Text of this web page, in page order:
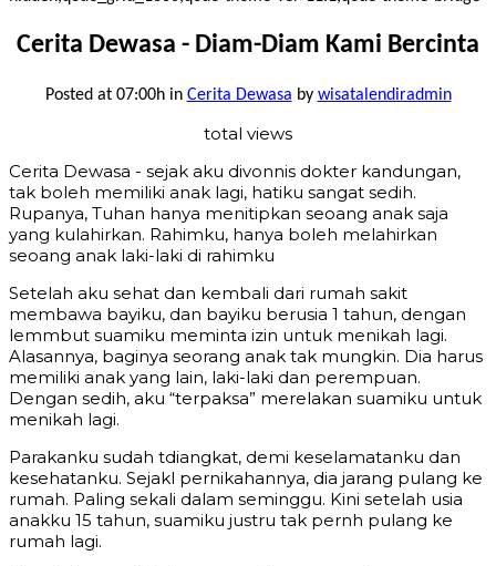
Cerita Dewasa - Diam-Diam Kami Bercinta
Posted at 07:00hin Cerita Dewasa by wisatalendiradmin
total views
Cerita Dewasa - sejak aku divonnis dokter kandungan,
tak boleh memiliki anak lagi, hatiku sangat sedih.
Rupanya, Tuhan hanya menitipkan seoang anak saja
yang kulahirkan. Rahimku, hanya boleh melahirkan
seoang anak laki-laki di rahimku
Setelah aku sehat dan kembali dari rumah sakit
membawa bayiku, dan bayiku berusia 1 tahun, dengan
lemmbut suamiku meminta izin untuk menikah lagi.
Alasannya, baginya seorang anak tak mungkin. Dia harus
memiliki anak yang lain, laki-laki dan perempuan.
Dengan sedih, aku “terpaksa” merelakan suamiku untuk
menikah lagi.
Parakanku sudah tdiangkat, demi keselamatanku dan
kesehatanku. Sejakl pernikahannya, dia jarang pulang ke
rumah. Paling sekali dalam seminggu. Kini setelah usia
anakku 15 tahun, suamiku justru tak pernh pulang ke
rumah lagi.